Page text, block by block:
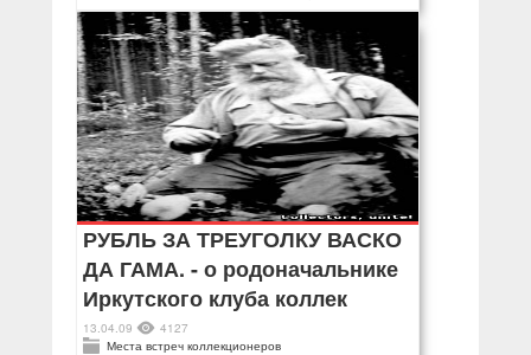
РУБЛЬ ЗА ТРЕУГОЛКУ ВАСКО
ДА ГАМА. - о родоначальнике
Иркутского клуба коллек
13.04.09
4127
Места встреч коллекционеров